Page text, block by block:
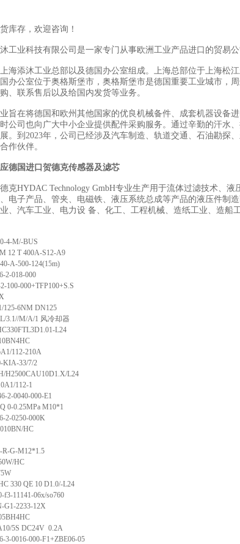
库存，欢迎咨询！
工业科技有限公司是一家专门从事欧洲工业产品进口的贸易
海添沐工业总部以及德国办公室组成。上海总部位于上海松
办公室位于奥格斯堡市，奥格斯堡市是德国重要工业城市，
、联系售后以及给国内发货等业务。
旨在将德国和欧州其他国家的优良机械备件、成套机器设备
公司也向广大中小企业提供配件采购服务。通过辛勤的汗水
。到2023年，公司已经涉及汽车制造、轨道交通、石油勘探
作伙伴。
德国进口贺德克传感器及滤芯
克HYDAC Technology GmbH专业生产用于流体过滤技术、
电子产品、管夹、电磁铁、液压系统总成等产品的液压件制
、汽车工业、电力设 备、化工、工程机械、造纸工业、造船
4-M/-BUS
12 T 400A-S12-A9
A-500-124(15m)
2-018-000
100-000+TFP100+S.S
125-6NM DN125
3.1//M/A/1 风冷却器
L24
112-210A
KIA-33/7/2
H2500CAU10D1.X/L24
112-1
2-0040-000-E1
0-0.25MPa M10*1
2-0250-000K
HC
R-G-M12*1.5
HC
330 QE 10 D1.0/-L24
f3-11141-06x/so760
G1-2233-12X
5S DC24V 0.2A
3-0016-000-F1+ZBE06-05